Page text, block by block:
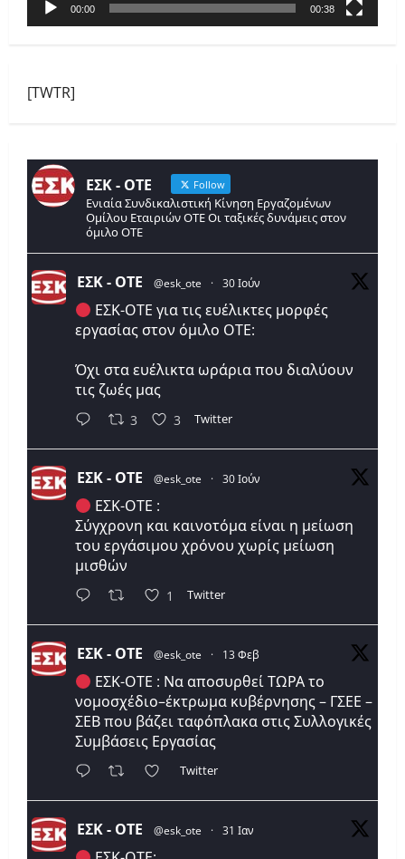
00:00 00:38
[TWTR]
ΕΣΚ - ΟΤΕ Follow
Ενιαία Συνδικαλιστική Κίνηση Εργαζομένων
Ομίλου Εταιριών ΟΤΕ Οι ταξικές δυνάμεις στον
όμιλο ΟΤΕ
ΕΣΚ - ΟΤΕ @esk_ote · 30 Ιούν
ΕΣΚ-ΟΤΕ για τις ευέλικτες μορφές
εργασίας στον όμιλο ΟΤΕ:
Όχι στα ευέλικτα ωράρια που διαλύουν
τις ζωές μας
3 3 Twitter
ΕΣΚ - ΟΤΕ @esk_ote · 30 Ιούν
ΕΣΚ-ΟΤΕ :
Σύγχρονη και καινοτόμα είναι η μείωση
του εργάσιμου χρόνου χωρίς μείωση
μισθών
1 Twitter
ΕΣΚ - ΟΤΕ @esk_ote · 13 Φεβ
ΕΣΚ-ΟΤΕ : Να αποσυρθεί ΤΩΡΑ το
νομοσχέδιο–έκτρωμα κυβέρνησης – ΓΣΕΕ –
ΣΕΒ που βάζει ταφόπλακα στις Συλλογικές
Συμβάσεις Εργασίας
Twitter
ΕΣΚ - ΟΤΕ @esk_ote · 31 Ιαν